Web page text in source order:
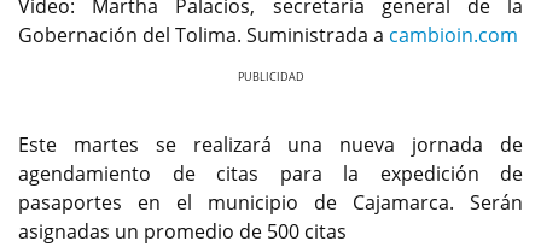
Video: Martha Palacios, secretaria general de la
Gobernación del Tolima. Suministrada a cambioin.com
Este martes se realizará una nueva jornada de
agendamiento de citas para la expedición de
pasaportes en el municipio de Cajamarca. Serán
asignadas un promedio de 500 citas